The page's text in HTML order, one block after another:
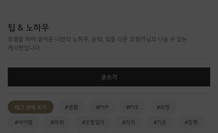
팁 & 노하우
모험을 하며 쌓아온 나만의 노하우, 공략, 팁을 다른 모험가님과 나눌 수 있는
게시판입니다.
글쓰기
태그 전체 보기 #생활 #PVP #PVE #외형
#아이템 #의뢰 #모험일지 #지식 #기운 #강화